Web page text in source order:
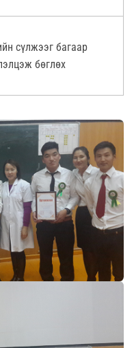
сүлжээг багаар
бөглөх